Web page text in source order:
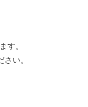
す。
い。